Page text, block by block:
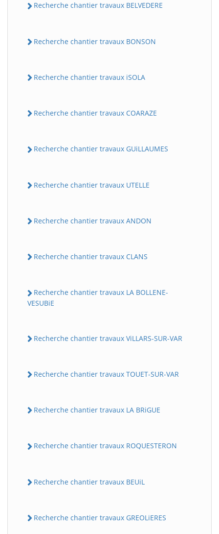
Recherche chantier travaux BELVEDERE
Recherche chantier travaux BONSON
Recherche chantier travaux iSOLA
Recherche chantier travaux COARAZE
Recherche chantier travaux GUiLLAUMES
Recherche chantier travaux UTELLE
Recherche chantier travaux ANDON
Recherche chantier travaux CLANS
Recherche chantier travaux LA BOLLENE-
VESUBiE
Recherche chantier travaux ViLLARS-SUR-VAR
Recherche chantier travaux TOUET-SUR-VAR
Recherche chantier travaux LA BRiGUE
Recherche chantier travaux ROQUESTERON
Recherche chantier travaux BEUiL
Recherche chantier travaux GREOLiERES